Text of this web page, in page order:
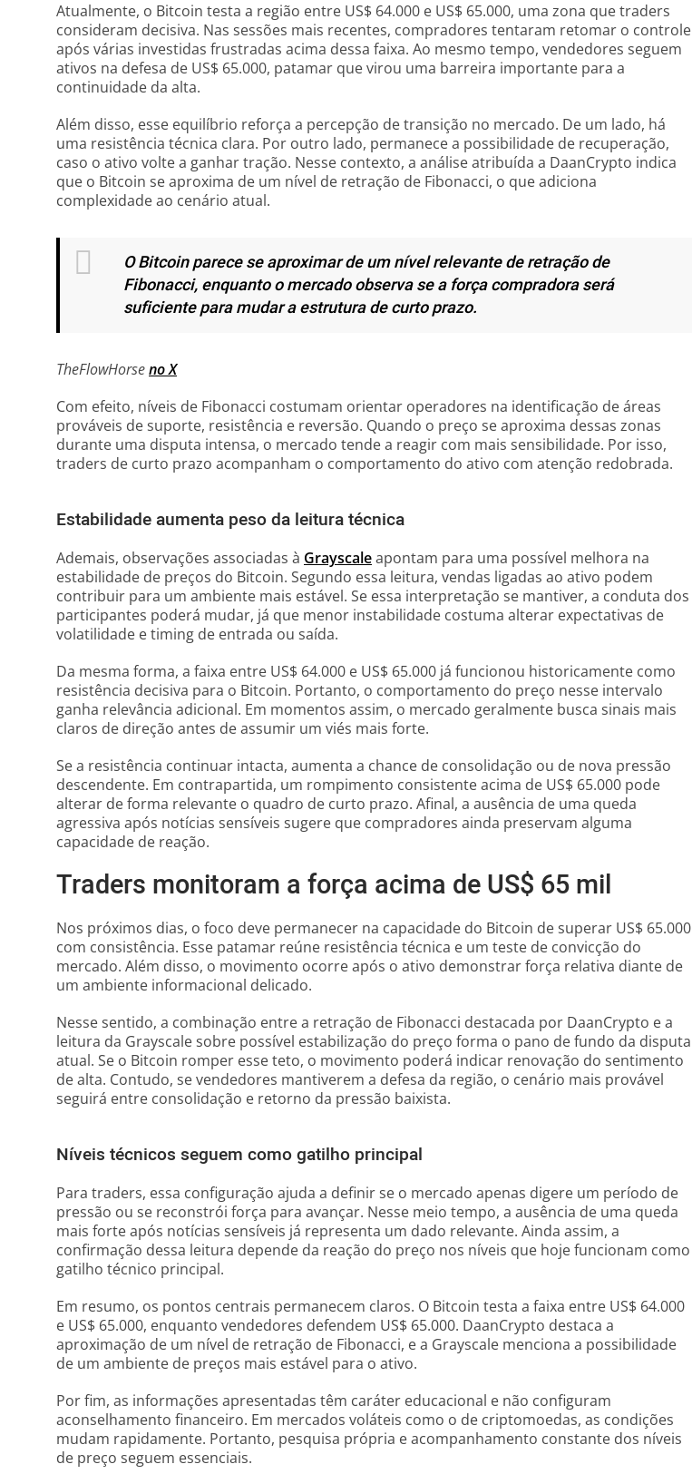
Atualmente, o Bitcoin testa a região entre US$ 64.000 e US$ 65.000, uma zona que traders
consideram decisiva. Nas sessões mais recentes, compradores tentaram retomar o controle
após várias investidas frustradas acima dessa faixa. Ao mesmo tempo, vendedores seguem
ativos na defesa de US$ 65.000, patamar que virou uma barreira importante para a
continuidade da alta.
Além disso, esse equilíbrio reforça a percepção de transição no mercado. De um lado, há
uma resistência técnica clara. Por outro lado, permanece a possibilidade de recuperação,
caso o ativo volte a ganhar tração. Nesse contexto, a análise atribuída a DaanCrypto indica
que o Bitcoin se aproxima de um nível de retração de Fibonacci, o que adiciona
complexidade ao cenário atual.
O Bitcoin parece se aproximar de um nível relevante de retração de
Fibonacci, enquanto o mercado observa se a força compradora será
suficiente para mudar a estrutura de curto prazo.
TheFlowHorseno X
Com efeito, níveis de Fibonacci costumam orientar operadores na identificação de áreas
prováveis de suporte, resistência e reversão. Quando o preço se aproxima dessas zonas
durante uma disputa intensa, o mercado tende a reagir com mais sensibilidade. Por isso,
traders de curto prazo acompanham o comportamento do ativo com atenção redobrada.
Estabilidade aumenta peso da leitura técnica
Ademais, observações associadas à Grayscaleapontam para uma possível melhora na
estabilidade de preços do Bitcoin. Segundo essa leitura, vendas ligadas ao ativo podem
contribuir para um ambiente mais estável. Se essa interpretação se mantiver, a conduta dos
participantes poderá mudar, já que menor instabilidade costuma alterar expectativas de
volatilidade e timing de entrada ou saída.
Da mesma forma, a faixa entre US$ 64.000 e US$ 65.000 já funcionou historicamente como
resistência decisiva para o Bitcoin. Portanto, o comportamento do preço nesse intervalo
ganha relevância adicional. Em momentos assim, o mercado geralmente busca sinais mais
claros de direção antes de assumir um viés mais forte.
Se a resistência continuar intacta, aumenta a chance de consolidação ou de nova pressão
descendente. Em contrapartida, um rompimento consistente acima de US$ 65.000 pode
alterar de forma relevante o quadro de curto prazo. Afinal, a ausência de uma queda
agressiva após notícias sensíveis sugere que compradores ainda preservam alguma
capacidade de reação.
Traders monitoram a força acima de US$ 65 mil
Nos próximos dias, o foco deve permanecer na capacidade do Bitcoin de superar US$ 65.000
com consistência. Esse patamar reúne resistência técnica e um teste de convicção do
mercado. Além disso, o movimento ocorre após o ativo demonstrar força relativa diante de
um ambiente informacional delicado.
Nesse sentido, a combinação entre a retração de Fibonacci destacada por DaanCrypto e a
leitura da Grayscale sobre possível estabilização do preço forma o pano de fundo da disputa
atual. Se o Bitcoin romper esse teto, o movimento poderá indicar renovação do sentimento
de alta. Contudo, se vendedores mantiverem a defesa da região, o cenário mais provável
seguirá entre consolidação e retorno da pressão baixista.
Níveis técnicos seguem como gatilho principal
Para traders, essa configuração ajuda a definir se o mercado apenas digere um período de
pressão ou se reconstrói força para avançar. Nesse meio tempo, a ausência de uma queda
mais forte após notícias sensíveis já representa um dado relevante. Ainda assim, a
confirmação dessa leitura depende da reação do preço nos níveis que hoje funcionam como
gatilho técnico principal.
Em resumo, os pontos centrais permanecem claros. O Bitcoin testa a faixa entre US$ 64.000
e US$ 65.000, enquanto vendedores defendem US$ 65.000. DaanCrypto destaca a
aproximação de um nível de retração de Fibonacci, e a Grayscale menciona a possibilidade
de um ambiente de preços mais estável para o ativo.
Por fim, as informações apresentadas têm caráter educacional e não configuram
aconselhamento financeiro. Em mercados voláteis como o de criptomoedas, as condições
mudam rapidamente. Portanto, pesquisa própria e acompanhamento constante dos níveis
de preço seguem essenciais.